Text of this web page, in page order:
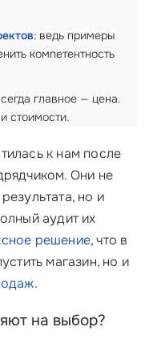
: ведь примеры
компетентность
главное — цена.
стоимости.
к нам после
Они не
но и
аудит их
решение, что в
магазин, но и
.
на выбор?